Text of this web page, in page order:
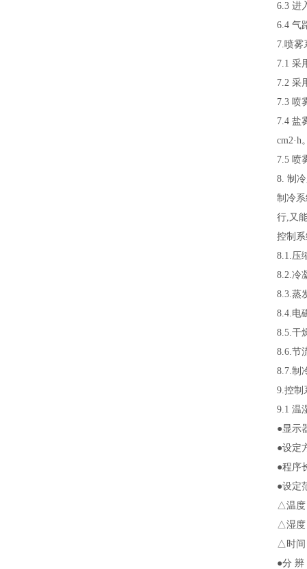
6.3 进
6.4 气
7.喷雾
7.1 采
7.2 采
7.3 喷
7.4 盐
cm2·h
7.5 喷
8. 制
制冷
行,又
控制
8.1.压
8.2.冷
8.3.蒸
8.4.电
8.5.干
8.6.节
8.7.制
9.控制
9.1 温
●显示
●设定
●程序
●设定
△温度
△湿度
△时间
●分 辨